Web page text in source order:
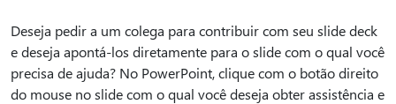
Deseja pedir a um colega para contribuir com seu slide deck
e deseja apontá-los diretamente para o slide com o qual você
precisa de ajuda? No PowerPoint, clique com o botão direito
do mouse no slide com o qual você deseja obter assistência e